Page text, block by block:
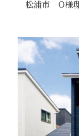
松浦市 O様